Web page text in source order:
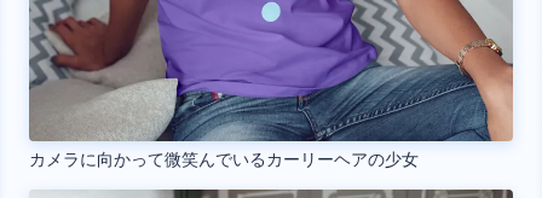
カメラに向かって微笑んでいるカーリーヘアの少女